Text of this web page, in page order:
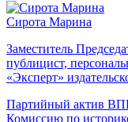
Сирота Марина
Заместитель
публицист,
«Эксперт»
Партийный актив ВПП
Комиссию по